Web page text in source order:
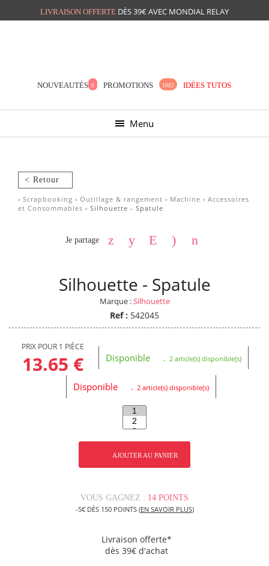
LIVRAISON OFFERTE DÈS 39€ AVEC MONDIAL RELAY
NOUVEAUTÉS 0 PROMOTIONS 1082 IDÉES TUTOS
Menu
< Retour
› Scrapbooking › Outillage & rangement › Machine › Accessoires
et Consommables › Silhouette - Spatule
Je partage
Silhouette - Spatule
Marque :Silhouette
Ref : 542045
PRIX POUR 1 PIÈCE
13.65 € Disponible 2 article(s) disponible(s)
Disponible 2 article(s) disponible(s)
AJOUTER AU PANIER
VOUS GAGNEZ : 14 POINTS
-5€ DÈS 150 POINTS (EN SAVOIR PLUS)
Livraison offerte*
dès 39€ d'achat